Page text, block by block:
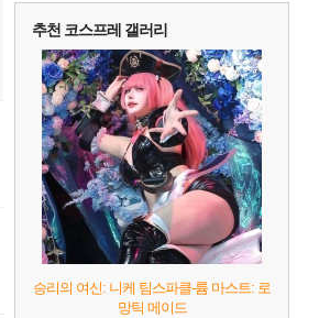
6 그랑블루 판타지 리링크 - 엔드리스 라그나로크 1
7 리듬 천국 미라클 스타즈 2
8 헤일로: 캠페인 이볼브드 2
9 캡틴 츠바사 2 월드 파이터즈
추천 코스프레 갤러리
승리의 여신: 니케 팀스파클-륨 마스트: 로
망틱 메이드